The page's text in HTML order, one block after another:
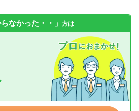
なかった・・」 方は